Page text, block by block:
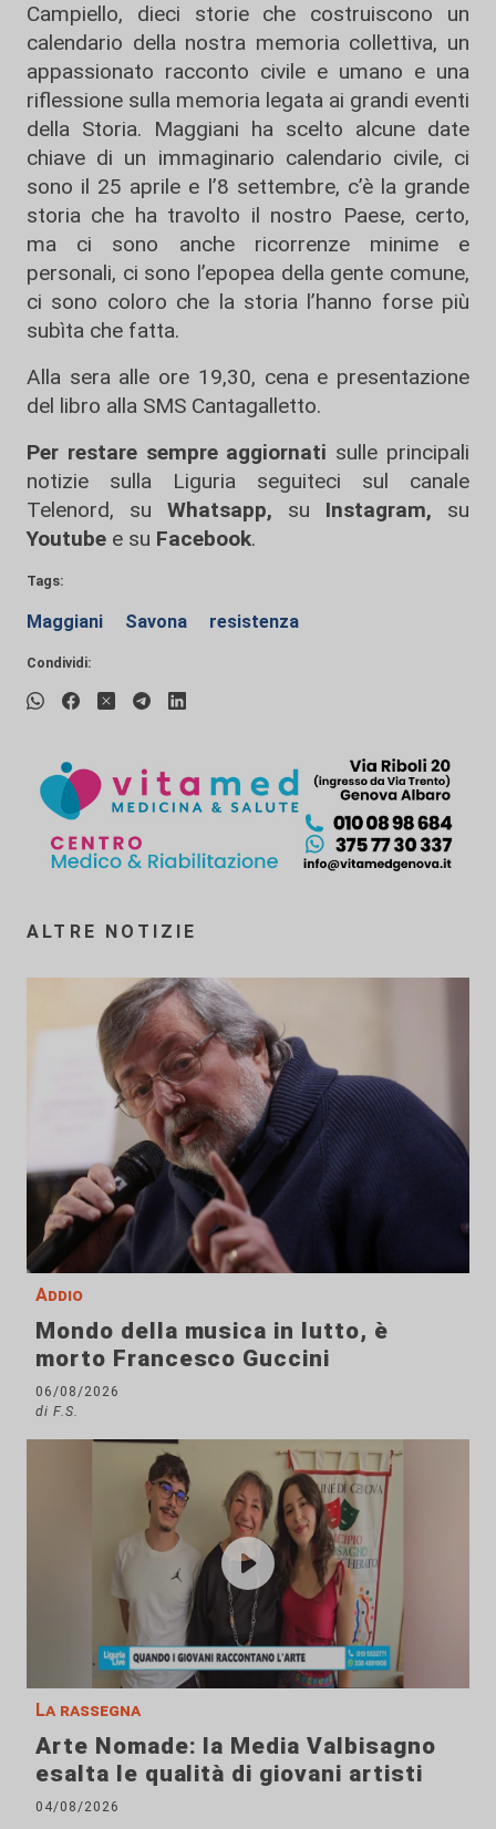
Campiello, dieci storie che costruiscono un
calendario della nostra memoria collettiva, un
appassionato racconto civile e umano e una
riflessione sulla memoria legata ai grandi eventi
della Storia. Maggiani ha scelto alcune date
chiave di un immaginario calendario civile, ci
sono il 25 aprile e l’8 settembre, c’è la grande
storia che ha travolto il nostro Paese, certo,
ma ci sono anche ricorrenze minime e
personali, ci sono l’epopea della gente comune,
ci sono coloro che la storia l’hanno forse più
subìta che fatta.
Alla sera alle ore 19,30, cena e presentazione
del libro alla SMS Cantagalletto.
Per restare sempre aggiornati sulle principali
notizie sulla Liguria seguiteci sul canale
Telenord, su
Whatsapp, su Instagram, su
Youtube e su Facebook.
Tags:
Maggiani Savona resistenza
Condividi:
ALTRE NOTIZIE
Addio
Mondo della musica in lutto, è
morto Francesco Guccini
06/08/2026
di F.S.
La rassegna
Arte Nomade: la Media Valbisagno
esalta le qualità di giovani artisti
04/08/2026